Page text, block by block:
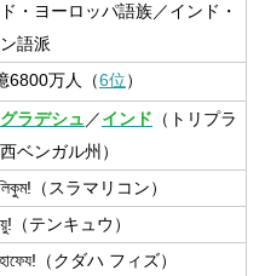
・ヨーロッパ語族／インド・
語派
6800万人（6位）
ラデシュ ／インド （トリプラ
ベンガル州）
（スラマリコン）
（テンキュウ）
（クダハ フィズ）